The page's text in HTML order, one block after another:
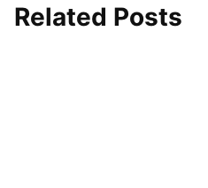
Related Posts